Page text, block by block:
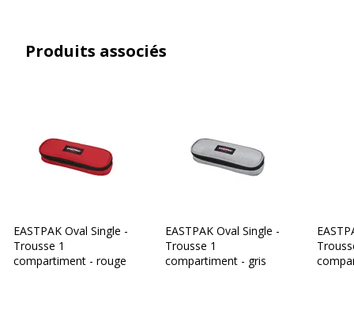
Produits associés
EASTPAK Oval Single -
Trousse 1
compartiment - rouge
EASTPAK Oval Single -
Trousse 1
compartiment - gris